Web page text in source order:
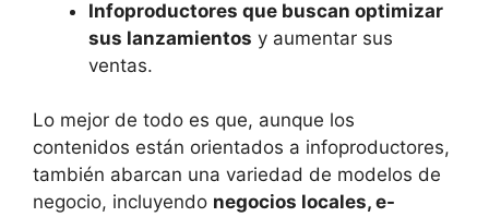
Infoproductores que buscan optimizar
sus lanzamientos y aumentar sus
ventas.
Lo mejor de todo es que, aunque los
contenidos están orientados a infoproductores,
también abarcan una variedad de modelos de
negocio, incluyendo negocios locales, e-